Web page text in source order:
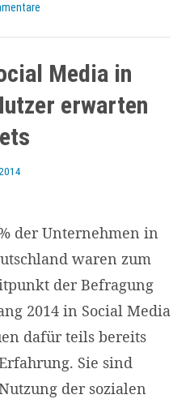
Media in
erwarten
der Unternehmen in
waren zum
der Befragung
2014 in Social Media
dafür teils bereits
Sie sind
der sozialen